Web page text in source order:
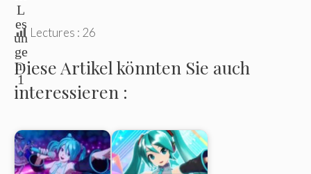
L
es
un
ge
n:
1
Lectures : 26
Diese Artikel könnten Sie auch
interessieren :